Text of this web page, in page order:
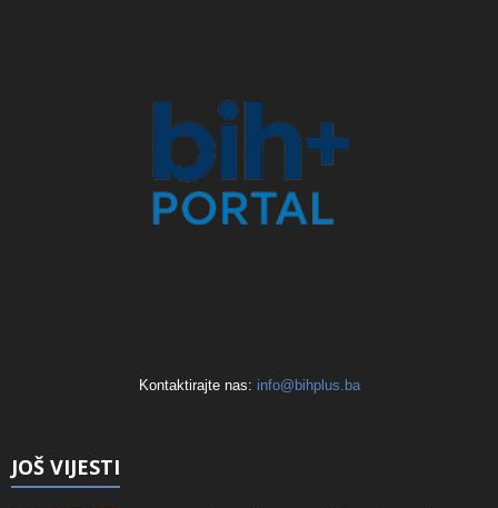
Kontaktirajte nas: info@bihplus.ba
JOŠ VIJESTI